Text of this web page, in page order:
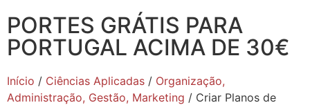
PORTES GRÁTIS PARA
PORTUGAL ACIMA DE 30€
Início / Ciências Aplicadas / Organização,
Administração, Gestão, Marketing / Criar Planos de